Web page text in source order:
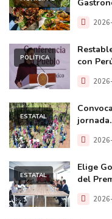
POLÍTICA
con
ESTATAL
ESTATAL
Elige
del